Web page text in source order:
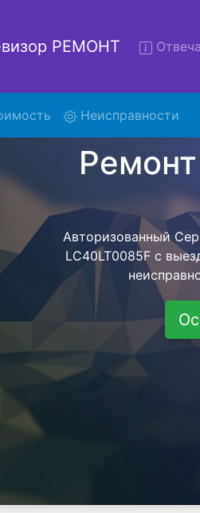
РЕМОНТ
Неисправности
Ремонт
обратно - с помощью
для дальнейшего
останется